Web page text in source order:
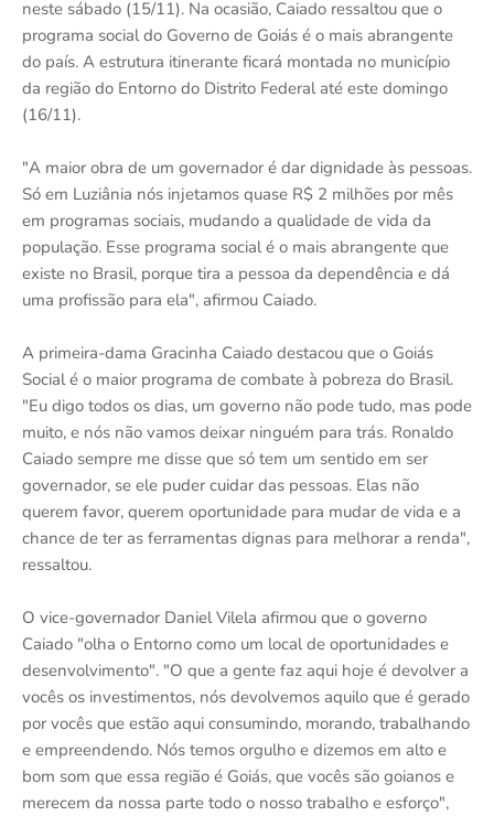
neste sábado (15/11). Na ocasião, Caiado ressaltou que o
programa social do Governo de Goiás é o mais abrangente
do país. A estrutura itinerante ficará montada no município
da região do Entorno do Distrito Federal até este domingo
(16/11).
"A maior obra de um governador é dar dignidade às pessoas.
Só em Luziânia nós injetamos quase R$ 2 milhões por mês
em programas sociais, mudando a qualidade de vida da
população. Esse programa social é o mais abrangente que
existe no Brasil, porque tira a pessoa da dependência e dá
uma profissão para ela", afirmou Caiado.
A primeira-dama Gracinha Caiado destacou que o Goiás
Social é o maior programa de combate à pobreza do Brasil.
"Eu digo todos os dias, um governo não pode tudo, mas pode
muito, e nós não vamos deixar ninguém para trás. Ronaldo
Caiado sempre me disse que só tem um sentido em ser
governador, se ele puder cuidar das pessoas. Elas não
querem favor, querem oportunidade para mudar de vida e a
chance de ter as ferramentas dignas para melhorar a renda",
ressaltou.
O vice-governador Daniel Vilela afirmou que o governo
Caiado "olha o Entorno como um local de oportunidades e
desenvolvimento". "O que a gente faz aqui hoje é devolver a
vocês os investimentos, nós devolvemos aquilo que é gerado
por vocês que estão aqui consumindo, morando, trabalhando
e empreendendo. Nós temos orgulho e dizemos em alto e
bom som que essa região é Goiás, que vocês são goianos e
merecem da nossa parte todo o nosso trabalho e esforço",